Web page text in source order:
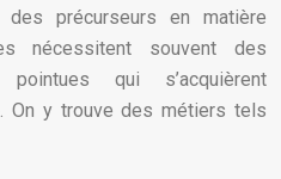
des précurseurs en matière
nécessitent souvent des
pointues qui s’acquièrent
On y trouve des métiers tels